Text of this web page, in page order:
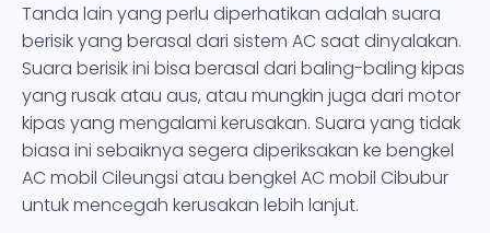
Tanda lain yang perlu diperhatikan adalah suara
berisik yang berasal dari sistem AC saat dinyalakan.
Suara berisik ini bisa berasal dari baling-baling kipas
yang rusak atau aus, atau mungkin juga dari motor
kipas yang mengalami kerusakan. Suara yang tidak
biasa ini sebaiknya segera diperiksakan ke bengkel
AC mobil Cileungsi atau bengkel AC mobil Cibubur
untuk mencegah kerusakan lebih lanjut.